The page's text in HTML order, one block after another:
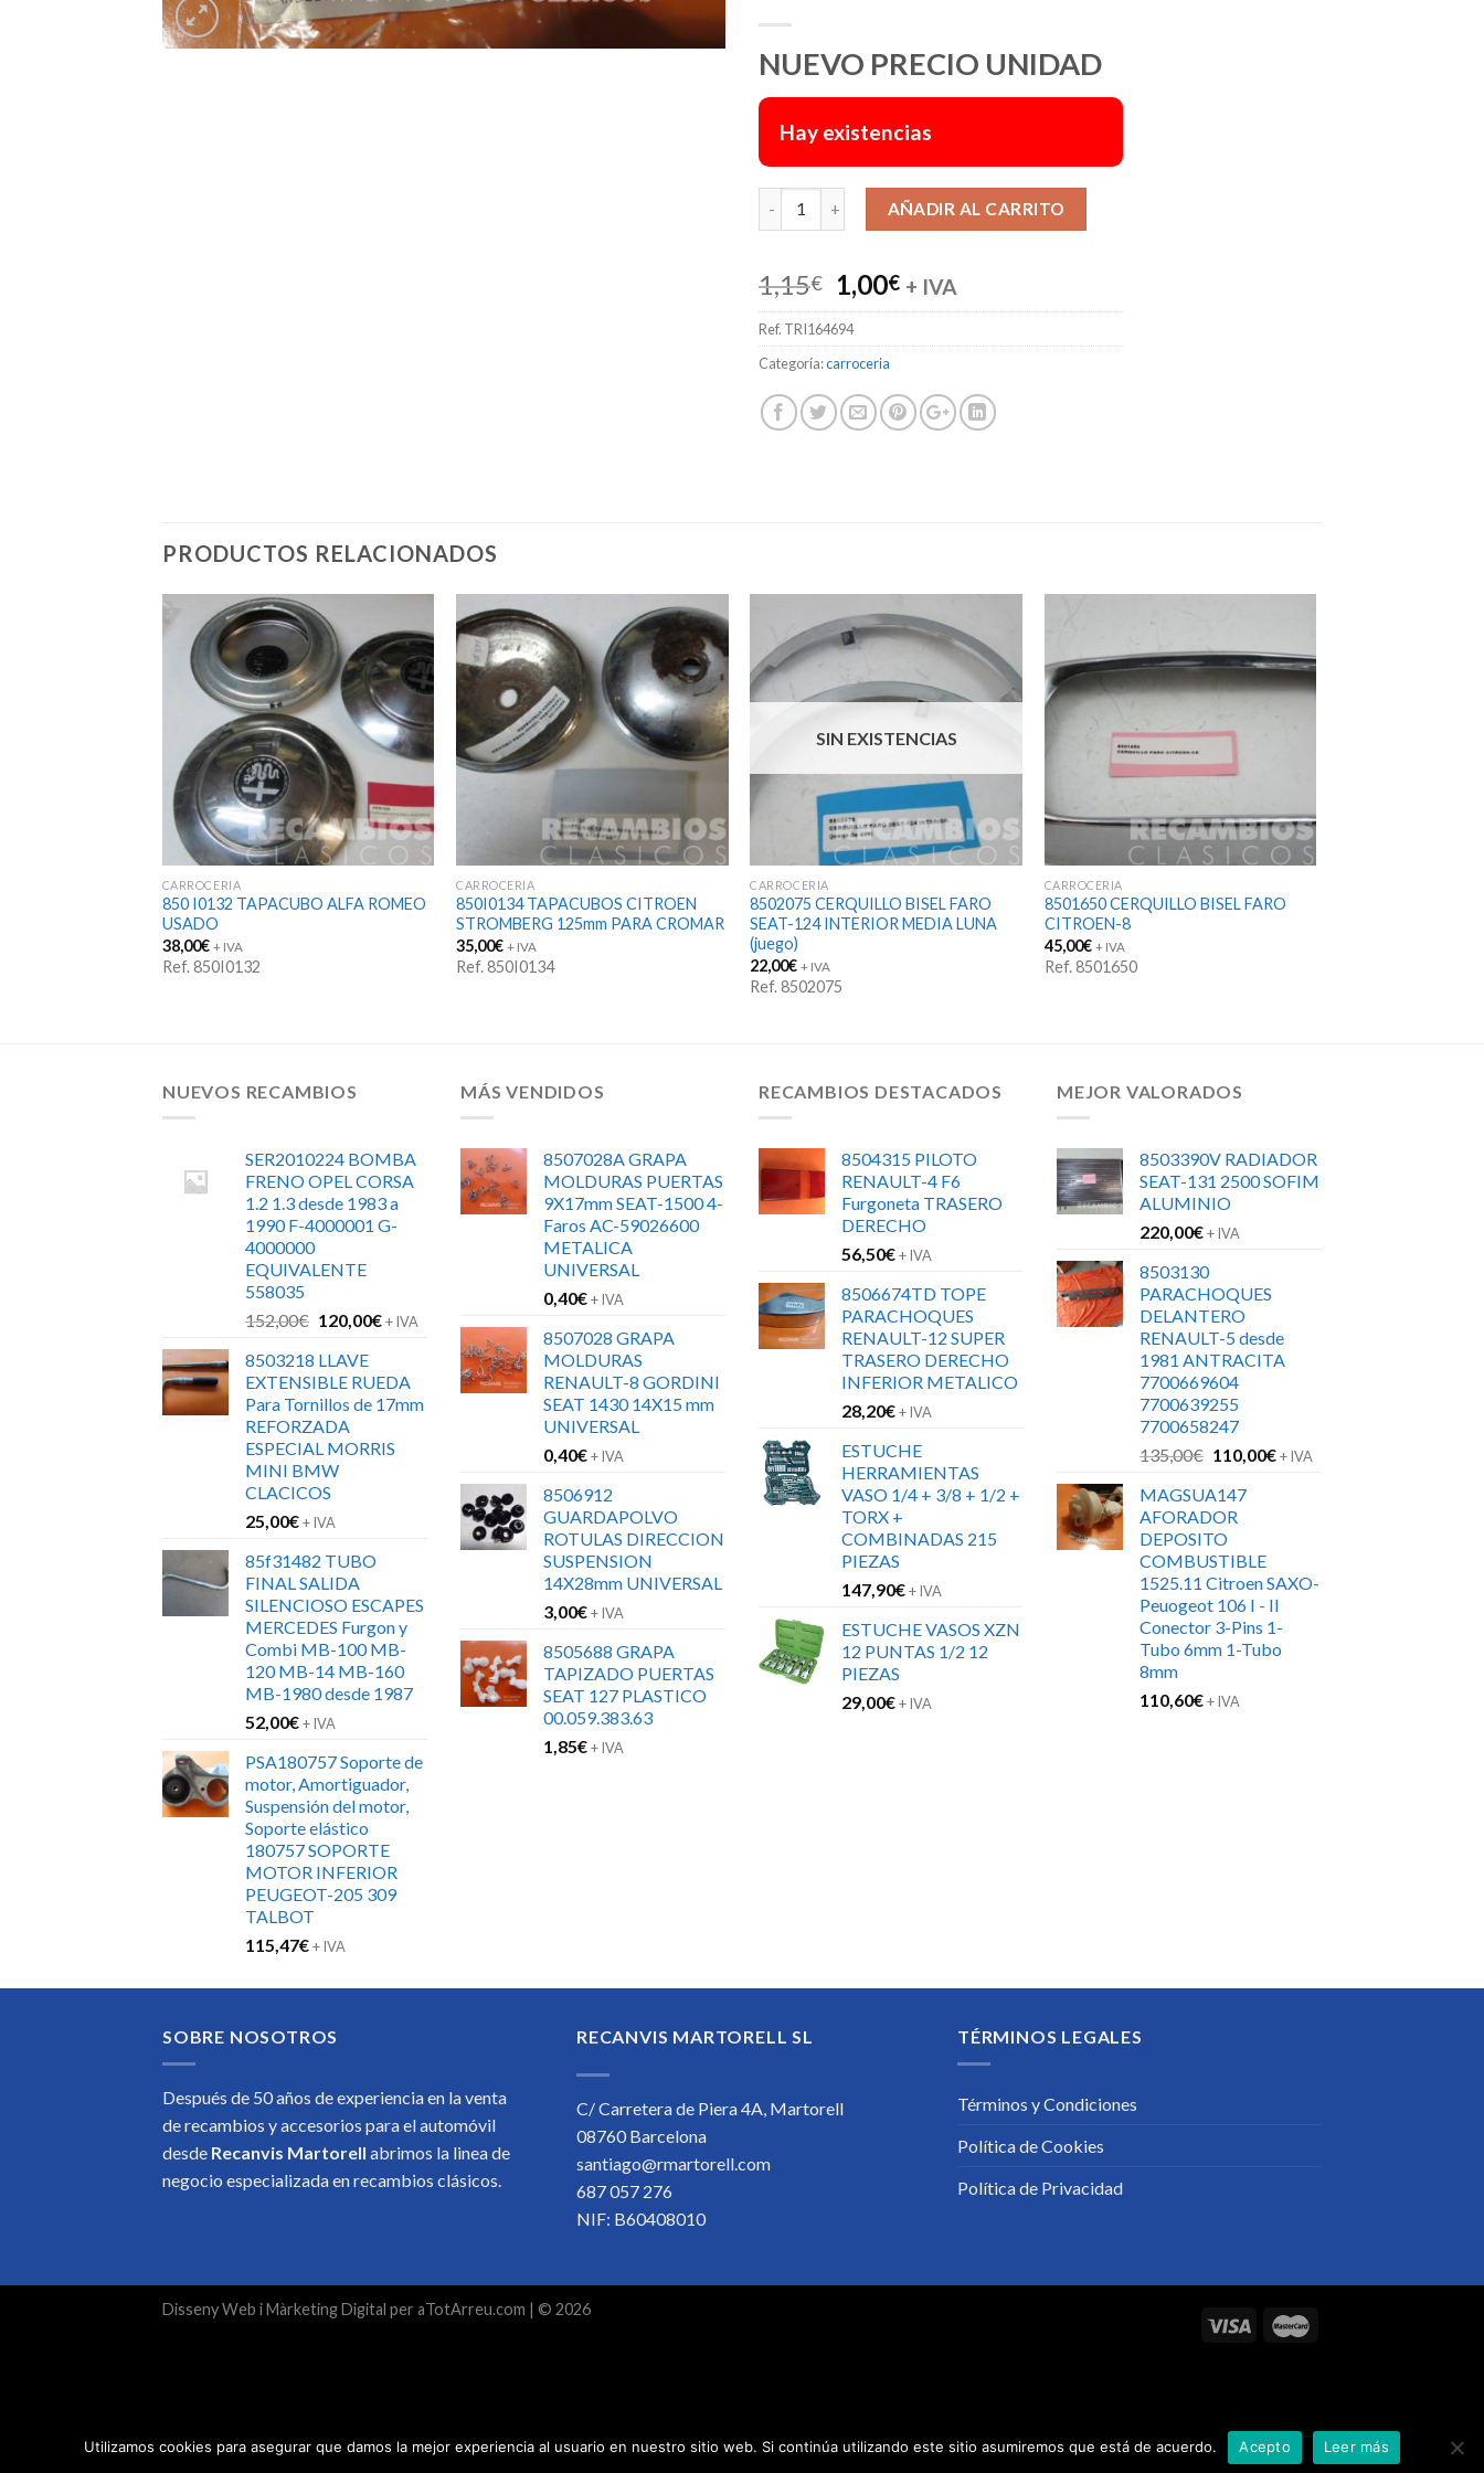
NUEVO PRECIO UNIDAD
Hay existencias
AÑADIR AL CARRITO
1,15€
El
precio
original
era:
1,15€.
1,00€El
precio
1,00€.
+ IVA
Ref. TRI164694
Categoría:carroceria
PRODUCTOS RELACIONADOS
CARROCERIA
850 I0132 TAPACUBO ALFA ROMEO
USADO
38,00€ + IVA
Ref. 850I0132
CARROCERIA
850I0134 TAPACUBOS CITROEN
STROMBERG 125mm PARA CROMAR
35,00€ + IVA
Ref. 850I0134
SIN EXISTENCIAS
CARROCERIA
8502075 CERQUILLO BISEL FARO
SEAT-124 INTERIOR MEDIA LUNA
(juego)
22,00€ + IVA
Ref. 8502075
CARROCERIA
8501650 CERQUILLO BISEL FARO
CITROEN-8
45,00€ + IVA
Ref. 8501650
NUEVOS RECAMBIOS
SER2010224 BOMBA
FRENO OPEL CORSA
1.2 1.3 desde 1983 a
1990 F-4000001 G-
4000000
EQUIVALENTE
558035
152,00€ El
original
era:
152,00€.
120,00€El
es:
120,00€.
+ IVA
8503218 LLAVE
EXTENSIBLE RUEDA
Para Tornillos de 17mm
REFORZADA
ESPECIAL MORRIS
MINI BMW
CLACICOS
25,00€+ IVA
85f31482 TUBO
FINAL SALIDA
SILENCIOSO ESCAPES
MERCEDES Furgon y
Combi MB-100 MB-
120 MB-14 MB-160
MB-1980 desde 1987
52,00€+ IVA
PSA180757 Soporte de
motor, Amortiguador,
Suspensión del motor,
Soporte elástico
180757 SOPORTE
MOTOR INFERIOR
PEUGEOT-205 309
TALBOT
115,47€+ IVA
MÁS VENDIDOS
8507028A GRAPA
MOLDURAS PUERTAS
9X17mm SEAT-1500 4-
Faros AC-59026600
METALICA
UNIVERSAL
0,40€+ IVA
8507028 GRAPA
MOLDURAS
RENAULT-8 GORDINI
SEAT 1430 14X15 mm
UNIVERSAL
0,40€+ IVA
8506912
GUARDAPOLVO
ROTULAS DIRECCION
SUSPENSION
14X28mm UNIVERSAL
3,00€+ IVA
8505688 GRAPA
TAPIZADO PUERTAS
SEAT 127 PLASTICO
00.059.383.63
1,85€+ IVA
RECAMBIOS DESTACADOS
8504315 PILOTO
RENAULT-4 F6
Furgoneta TRASERO
DERECHO
56,50€+ IVA
8506674TD TOPE
PARACHOQUES
RENAULT-12 SUPER
TRASERO DERECHO
INFERIOR METALICO
28,20€+ IVA
ESTUCHE
HERRAMIENTAS
VASO 1/4 + 3/8 + 1/2 +
TORX +
COMBINADAS 215
PIEZAS
147,90€+ IVA
ESTUCHE VASOS XZN
12 PUNTAS 1/2 12
PIEZAS
29,00€+ IVA
MEJOR VALORADOS
8503390V RADIADOR
SEAT-131 2500 SOFIM
ALUMINIO
220,00€+ IVA
8503130
PARACHOQUES
DELANTERO
RENAULT-5 desde
1981 ANTRACITA
7700669604
7700639255
7700658247
135,00€ El
original
era:
135,00€.
110,00€El+ IVA
MAGSUA147
AFORADOR
DEPOSITO
COMBUSTIBLE
1525.11 Citroen SAXO-
Peuogeot 106 I - II
Conector 3-Pins 1-
Tubo 6mm 1-Tubo
8mm
110,60€+ IVA
SOBRE NOSOTROS
Después de 50 años de experiencia en la venta
de recambios y accesorios para el automóvil
desde Recanvis Martorell abrimos la linea de
negocio especializada en recambios clásicos.
RECANVIS MARTORELL SL
C/ Carretera de Piera 4A, Martorell
08760 Barcelona
santiago@rmartorell.com
687 057 276
NIF: B60408010
TÉRMINOS LEGALES
Términos y Condiciones
Política de Cookies
Política de Privacidad
Disseny Web iMàrketing Digital per aTotArreu.com | © 2026
Utilizamos cookies para asegurar que damos la mejor experiencia al usuario en nuestro sitio web. Si continúa utilizando este sitio asumiremos que está de acuerdo. Acepto Leer más